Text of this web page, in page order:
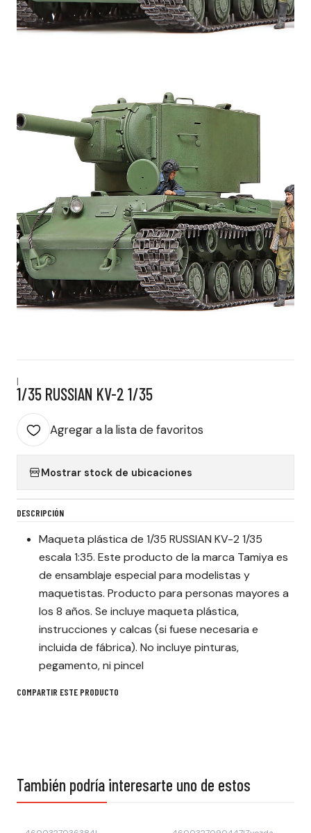
|
1/35 RUSSIAN KV-2 1/35
Agregar a la lista de favoritos
Mostrar stock de ubicaciones
DESCRIPCIÓN
Maqueta plástica de 1/35 RUSSIAN KV-2 1/35
escala 1:35. Este producto de la marca Tamiya es
de ensamblaje especial para modelistas y
maquetistas. Producto para personas mayores a
los 8 años. Se incluye maqueta plástica,
instrucciones y calcas (si fuese necesaria e
incluida de fábrica). No incluye pinturas,
pegamento, ni pincel
COMPARTIR ESTE PRODUCTO
También podría interesarte uno de estos